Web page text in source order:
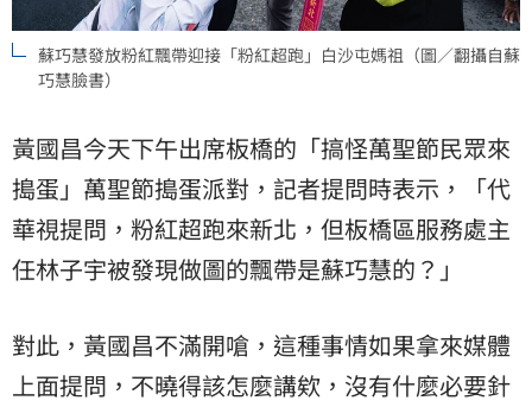
蘇巧慧發放粉紅飄帶迎接「粉紅超跑」白沙屯媽祖（圖／翻攝自蘇
巧慧臉書）
黃國昌今天下午出席板橋的「搞怪萬聖節民眾來
搗蛋」萬聖節搗蛋派對，記者提問時表示，「代
華視提問，粉紅超跑來新北，但板橋區服務處主
任林子宇被發現做圖的飄帶是蘇巧慧的？」
對此，黃國昌不滿開嗆，這種事情如果拿來媒體
上面提問，不曉得該怎麼講欸，沒有什麼必要針